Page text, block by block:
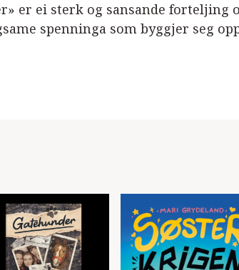
er ei sterk og sansande forteljing
spenninga som byggjer seg